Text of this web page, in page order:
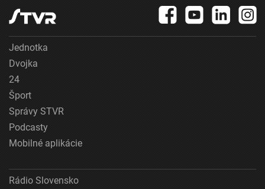
Jednotka
Dvojka
24
Šport
Správy STVR
Podcasty
Mobilné aplikácie
Rádio Slovensko